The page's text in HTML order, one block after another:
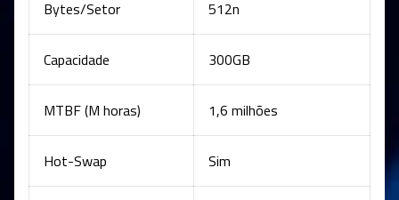
Bytes/Setor 512n
Capacidade 300GB
MTBF (M horas) 1,6 milhões
Hot-Swap Sim